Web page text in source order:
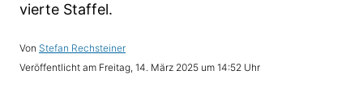
vierte Staffel.
Stefan Rechsteiner
Freitag, 14. März 2025 um 14:52 Uhr